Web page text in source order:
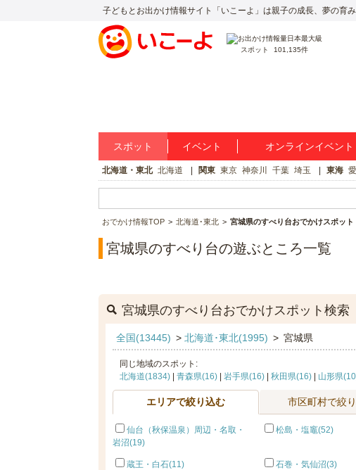
子どもとお出かけ情報サイト「いこーよ」は親子の成長、夢の育み
スポット 101,135件
スポット イベント オンラインイベント
北海道・東北 北海道 関東 東京 神奈川 千葉 埼玉 東海
おでかけ情報TOP 北海道･東北 宮城県のすべり台おでかけスポット
宮城県のすべり台の遊ぶところ一覧
宮城県のすべり台おでかけスポット検索
全国(13445) > 北海道･東北(1995) > 宮城県
同じ地域のスポット:
北海道(1834)| 青森県(16)| 岩手県(16)| 秋田県(16)| 山形県
エリアで絞り込む 市区町村で絞
仙台（秋保温泉）周辺・名取・
岩沼(19)
松島・塩竈(52)
蔵王・白石(11) 石巻・気仙沼(3)